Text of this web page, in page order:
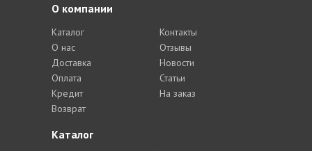
Каталог
О компании
Каталог
О нас
Доставка
Оплата
Кредит
Возврат
Контакты
Отзывы
Новости
Статьи
На заказ